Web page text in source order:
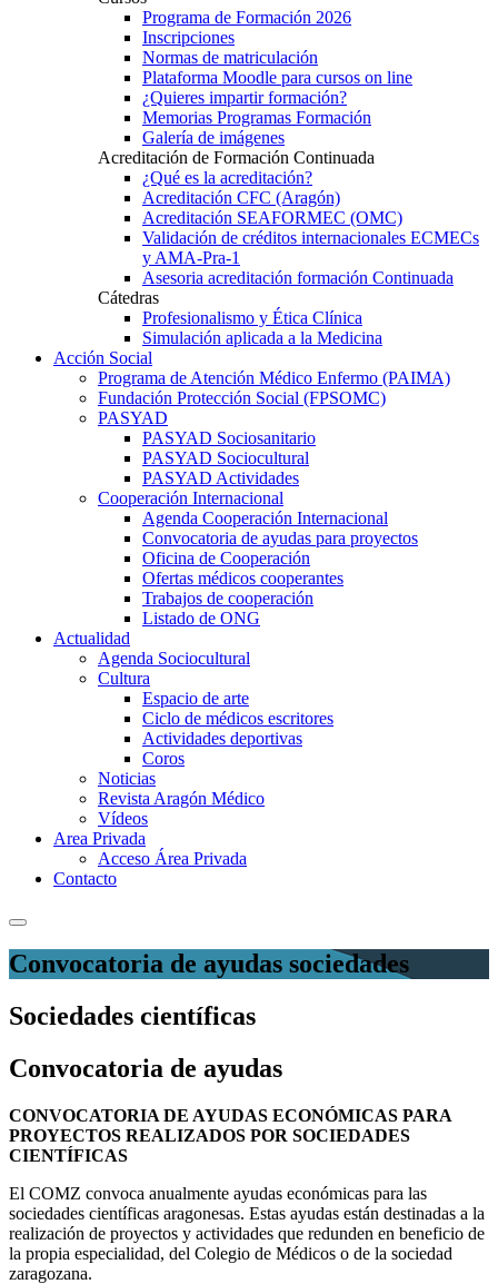
Programa de Formación 2026
Inscripciones
Normas de matriculación
Plataforma Moodle para cursos on line
¿Quieres impartir formación?
Memorias Programas Formación
Galería de imágenes
Acreditación de Formación Continuada
¿Qué es la acreditación?
Acreditación CFC (Aragón)
Acreditación SEAFORMEC (OMC)
Validación de créditos internacionales ECMECs
y AMA-Pra-1
Asesoria acreditación formación Continuada
Cátedras
Profesionalismo y Ética Clínica
Simulación aplicada a la Medicina
Acción Social
Programa de Atención Médico Enfermo (PAIMA)
Fundación Protección Social (FPSOMC)
PASYAD
PASYAD Sociosanitario
PASYAD Sociocultural
PASYAD Actividades
Cooperación Internacional
Agenda Cooperación Internacional
Convocatoria de ayudas para proyectos
Oficina de Cooperación
Ofertas médicos cooperantes
Trabajos de cooperación
Listado de ONG
Actualidad
Agenda Sociocultural
Cultura
Espacio de arte
Ciclo de médicos escritores
Actividades deportivas
Coros
Noticias
Revista Aragón Médico
Vídeos
Area Privada
Acceso Área Privada
Contacto
Convocatoria de ayudas sociedades
Sociedades científicas
Convocatoria de ayudas
CONVOCATORIA DE AYUDAS ECONÓMICAS PARA
PROYECTOS REALIZADOS POR SOCIEDADES
CIENTÍFICAS
El COMZ convoca anualmente ayudas económicas para las
sociedades científicas aragonesas. Estas ayudas están destinadas a la
realización de proyectos y actividades que redunden en beneficio de
la propia especialidad, del Colegio de Médicos o de la sociedad
zaragozana.